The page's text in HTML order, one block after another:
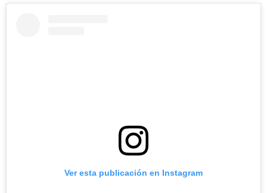
Ver esta publicación en Instagram